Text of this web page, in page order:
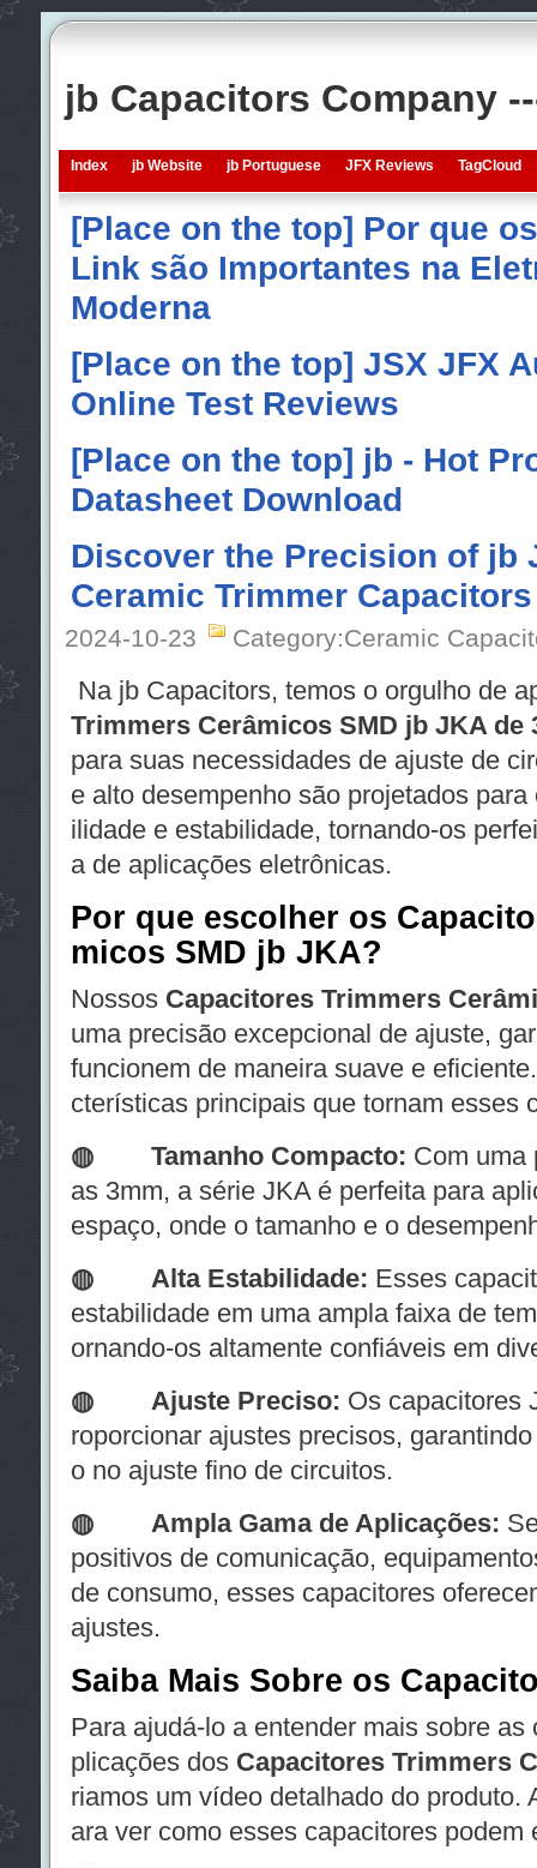
jb Capacitors Company
Index jb Website jb Portuguese JFX Reviews TagCloud
[Place on the top] Por que
Link são Importantes na
Moderna
[Place on the top] JSX JFX
Online Test Reviews
[Place on the top] jb - Hot
Datasheet Download
Discover the Precision of jb
Ceramic Trimmer
2024-10-23 Category:Ceramic
Na jb Capacitors, temos o orgulho de
Trimmers Cerâmicos SMD jb JKA de
para suas necessidades de ajuste de
e alto desempenho são projetados
ilidade e estabilidade, tornando-os
a de aplicações eletrônicas.
Por que escolher os
micos SMD jb JKA?
Nossos Capacitores Trimmers
uma precisão excepcional de ajuste,
funcionem de maneira suave e
cterísticas principais que tornam esses
◍ Tamanho Compacto: Com uma
as 3mm, a série JKA é perfeita para
espaço, onde o tamanho e o
◍ Alta Estabilidade: Esses
estabilidade em uma ampla faixa de
ornando-os altamente confiáveis em
◍ Ajuste Preciso: Os capacitores
roporcionar ajustes precisos,
o no ajuste fino de circuitos.
◍ Ampla Gama de Aplicações:
positivos de comunicação,
de consumo, esses capacitores
ajustes.
Saiba Mais Sobre os
Para ajudá-lo a entender mais sobre
plicações dos Capacitores Trimmers
riamos um vídeo detalhado do produto.
ara ver como esses capacitores podem